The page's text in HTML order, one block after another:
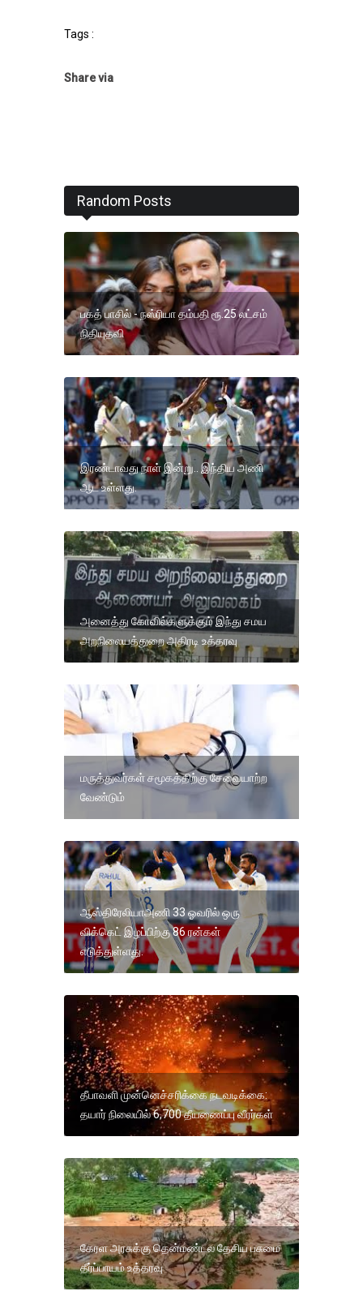
Tags :
Share via
Random Posts
பகத் பாசில் - நஸ்ரியா தம்பதி ரூ.25 லட்சம்
நிதியுதவி
இரண்டாவது நாள் இன்று.. இந்திய அணி
ஆட உள்ளது.
அனைத்து கோவில்களுக்கும் இந்து சமய
அறநிலையத்துறை அதிரடி உத்தரவு
மருத்துவர்கள் சமூகத்திற்கு சேவையாற்ற
வேண்டும்
ஆஸ்திரேலியாஅணி 33 ஓவரில் ஒரு
விக்கெட் இழப்பிற்கு 86 ரன்கள்
எடுத்துள்ளது.
தீபாவளி முன்னெச்சரிக்கை நடவடிக்கை:
தயார் நிலையில் 6,700 தீயணைப்பு வீரர்கள்
கேரள அரசுக்கு தென்மண்டல தேசிய பசுமை
தீர்ப்பாயம் உத்தரவு